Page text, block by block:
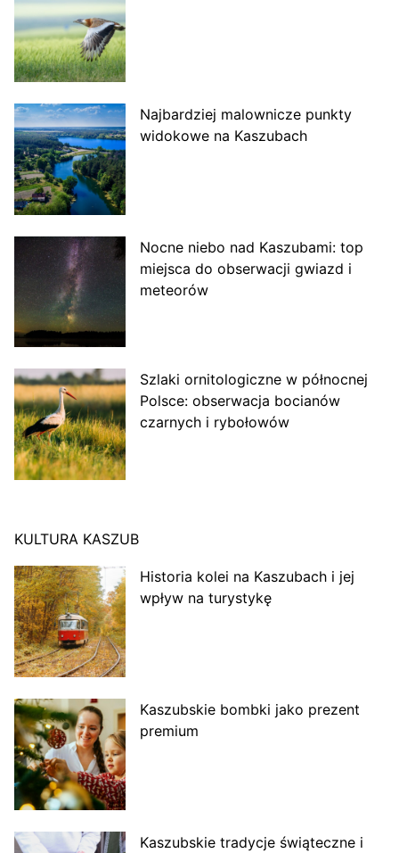
Najbardziej malownicze punkty
widokowe na Kaszubach
Nocne niebo nad Kaszubami: top
miejsca do obserwacji gwiazd i
meteorów
Szlaki ornitologiczne w północnej
Polsce: obserwacja bocianów
czarnych i rybołowów
KULTURA KASZUB
Historia kolei na Kaszubach i jej
wpływ na turystykę
Kaszubskie bombki jako prezent
premium
Kaszubskie tradycje świąteczne i